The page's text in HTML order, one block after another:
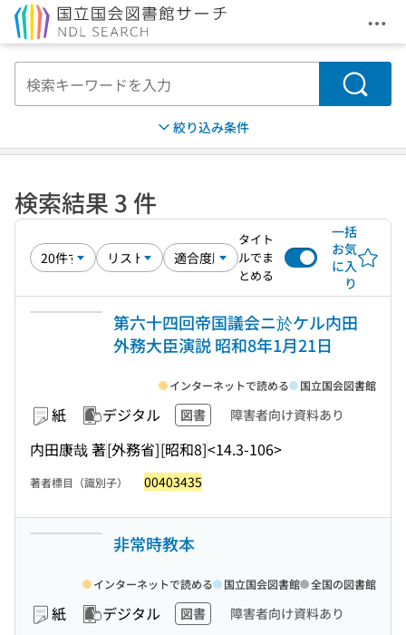
メ
検索
絞り込み条件
検索結果 3 件
タイト
ルでま
とめる
一括
お気
に入
り
第六十四回帝国議会ニ於ケル内田
外務大臣演説 昭和8年1月21日
紙 デジタル 図書 障害者向け資料あり
内田康哉 著[外務省][昭和8]<14.3-106>
インターネットで読める 国立国会図書館
著者標目（識別子） 00403435
非常時教本
紙 デジタル 図書 障害者向け資料あり
インターネットで読める 国立国会図書館 全国の図書館